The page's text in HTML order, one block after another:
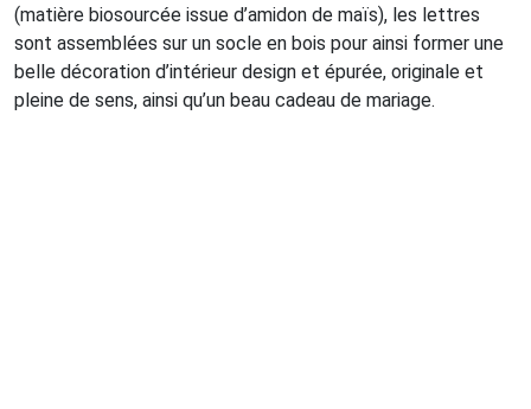
(matière biosourcée issue d’amidon de maïs), les lettres
sont assemblées sur un socle en bois pour ainsi former une
belle décoration d’intérieur design et épurée, originale et
pleine de sens, ainsi qu’un beau cadeau de mariage.